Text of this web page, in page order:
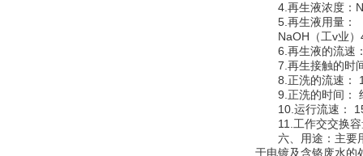
4.再生液浓度：
5.再生液用量：
NaOH（工v业）
6.再生液的流速
7.再生接触的时
8.正洗的流速：
9.正洗的时间：
10.运行流速：
11.工作交交换容
六、
用途：主要
于电镀及含铬废水的